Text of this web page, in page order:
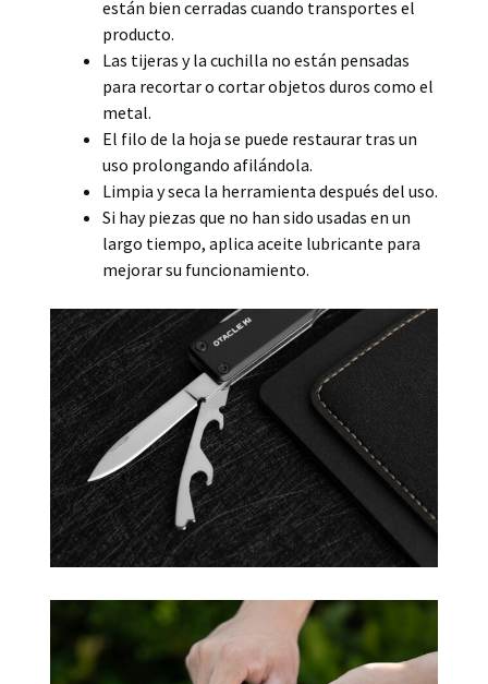
están bien cerradas cuando transportes el
producto.
Las tijeras y la cuchilla no están pensadas
para recortar o cortar objetos duros como el
metal.
El filo de la hoja se puede restaurar tras un
uso prolongando afilándola.
Limpia y seca la herramienta después del uso.
Si hay piezas que no han sido usadas en un
largo tiempo, aplica aceite lubricante para
mejorar su funcionamiento.